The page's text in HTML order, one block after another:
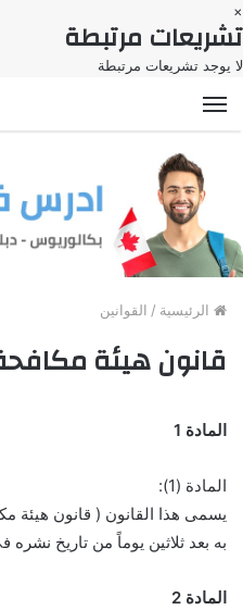
×
تشريعات مرتبطة
لا يوجد تشريعات مرتبطة
القائمة
الرئيسية / القوانين
قانون هيئة
المادة 1
المادة (1):
به بعد ثلاثين يوماً من تاريخ
المادة 2